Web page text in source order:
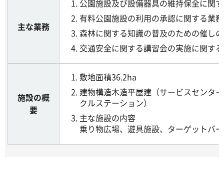
主な業務
公園施設及び設備器具の維持保全に関
有料公園施設の利用の承認に関する業務
森林に関する知識の普及のための催し
交通安全に関する講習会の実施に関す
施設の概
要
敷地面積36.2ha
建物構造木造平屋建（サービスセンタ
クルステーション）
主な施設の内容
乗り物広場、遊具施設、ターゲットバ